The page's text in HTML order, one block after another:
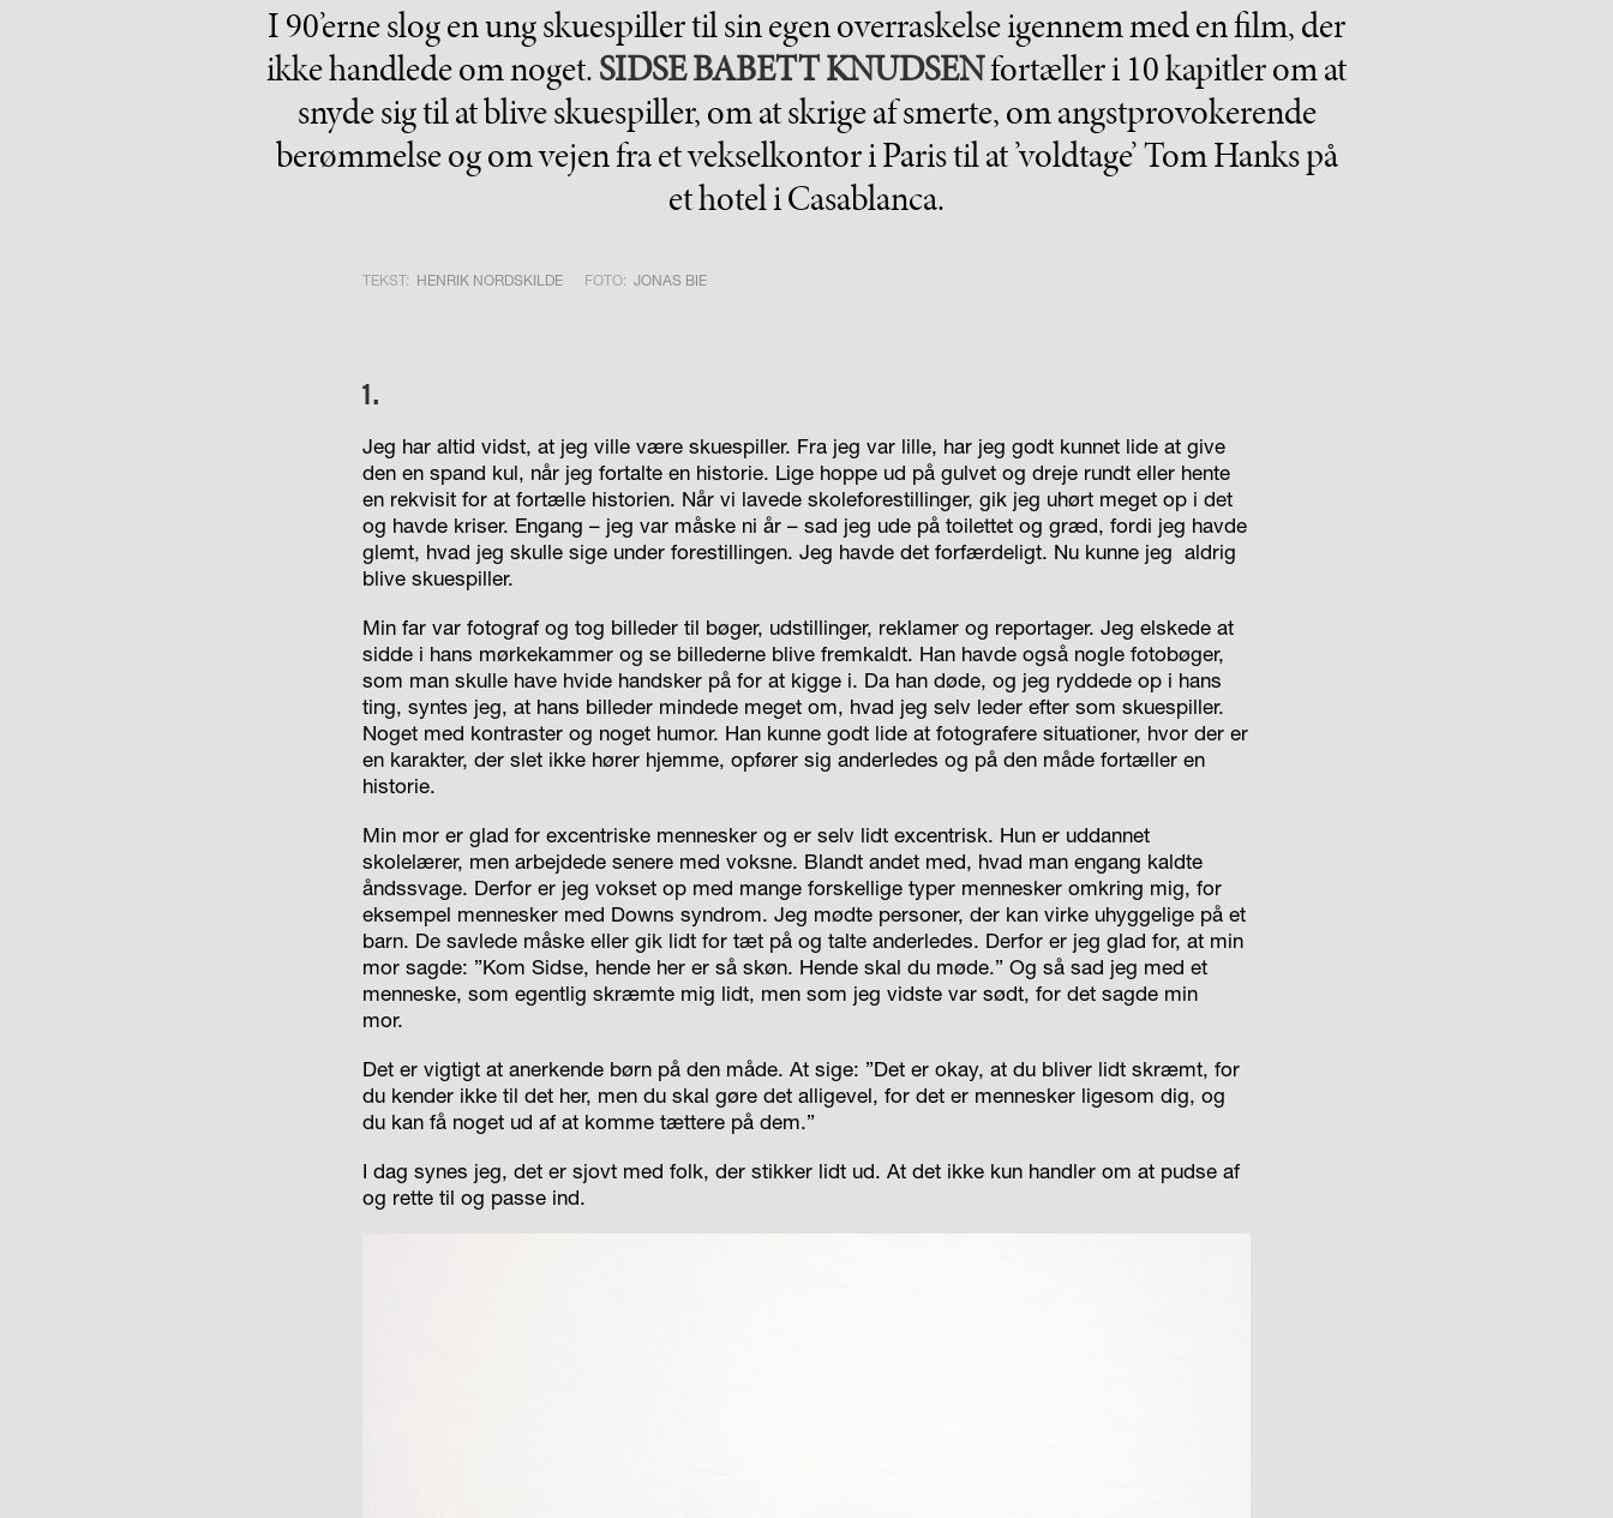
I 90’erne slog en ung skuespiller til sin egen overraskelse igennem med en film, der
ikke handlede om noget.SIDSE BABETT KNUDSENfortæller i 10 kapitler om at
snyde sig til at blive skuespiller, om at skrige af smerte, om angstprovokerende
berømmelse og om vejen fra et vekselkontor i Paris til at ’voldtage’ Tom Hanks på
et hotel i Casablanca.
TEKST: HENRIK NORDSKILDE FOTO: JONAS BIE
1.
Jeg har altid vidst, at jeg ville være skuespiller. Fra jeg var lille, har jeg godt kunnet lide at give
den en spand kul, når jeg fortalte en historie. Lige hoppe ud på gulvet og dreje rundt eller hente
en rekvisit for at fortælle historien. Når vi lavede skoleforestillinger, gik jeg uhørt meget op i det
og havde kriser. Engang – jeg var måske ni år – sad jeg ude på toilettet og græd, fordi jeg havde
glemt, hvad jeg skulle sige under forestillingen. Jeg havde det forfærdeligt. Nu kunne jeg aldrig
blive skuespiller.
Min far var fotograf og tog billeder til bøger, udstillinger, reklamer og reportager. Jeg elskede at
sidde i hans mørkekammer og se billederne blive fremkaldt. Han havde også nogle fotobøger,
som man skulle have hvide handsker på for at kigge i. Da han døde, og jeg ryddede op i hans
ting, syntes jeg, at hans billeder mindede meget om, hvad jeg selv leder efter som skuespiller.
Noget med kontraster og noget humor. Han kunne godt lide at fotografere situationer, hvor der er
en karakter, der slet ikke hører hjemme, opfører sig anderledes og på den måde fortæller en
historie.
Min mor er glad for excentriske mennesker og er selv lidt excentrisk. Hun er uddannet
skolelærer, men arbejdede senere med voksne. Blandt andet med, hvad man engang kaldte
åndssvage. Derfor er jeg vokset op med mange forskellige typer mennesker omkring mig, for
eksempel mennesker med Downs syndrom. Jeg mødte personer, der kan virke uhyggelige på et
barn. De savlede måske eller gik lidt for tæt på og talte anderledes. Derfor er jeg glad for, at min
mor sagde: ”Kom Sidse, hende her ersåskøn. Hende skal du møde.” Og så sad jeg med et
menneske, som egentlig skræmte mig lidt, men som jeg vidste var sødt, for det sagde min
mor.
Det er vigtigt at anerkende børn på den måde. At sige: ”Det er okay, at du bliver lidt skræmt, for
du kender ikke til det her, men du skal gøre det alligevel, for det er mennesker ligesom dig, og
du kan få noget ud af at komme tættere på dem.”
I dag synes jeg, det er sjovt med folk, der stikker lidt ud. At det ikke kun handler om at pudse af
og rette til og passe ind.